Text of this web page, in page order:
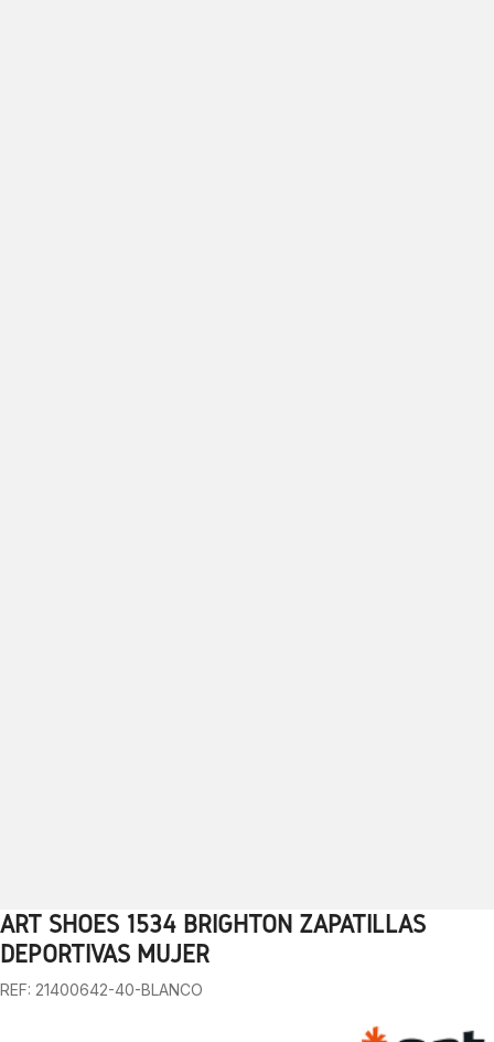
1 2 3 4 5 6 7 8 9 10
ART SHOES 1534 BRIGHTON ZAPATILLAS
DEPORTIVAS MUJER
REF: 21400642-40-BLANCO